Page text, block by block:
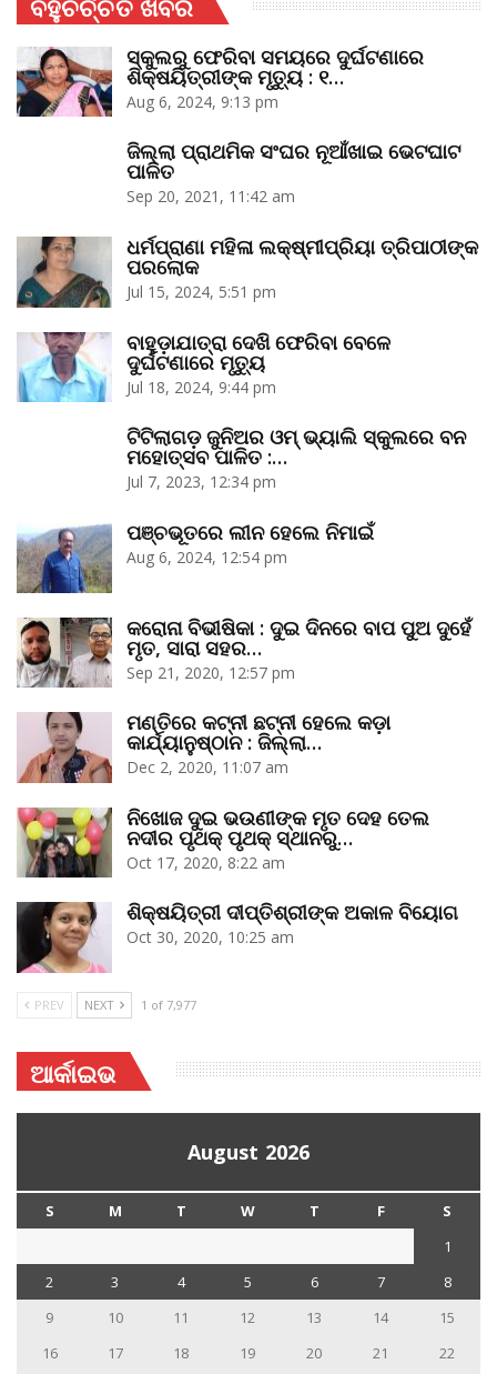
ସ୍କୁଲରୁ ଫେରିବା ସମୟରେ ଦୁର୍ଘଟଣାରେ
ଶିକ୍ଷୟିତ୍ରୀଙ୍କ ମୃତ୍ୟୁ : ୧…
Aug 6, 2024, 9:13 pm
ଜିଲ୍ଲା ପ୍ରାଥମିକ ସଂଘର ନୂଆଁଖାଇ ଭେଟଘାଟ
ପାଳିତ
Sep 20, 2021, 11:42 am
ଧର୍ମପ୍ରାଣା ମହିଳା ଲକ୍ଷ୍ମୀପ୍ରିୟା ତ୍ରିପାଠୀଙ୍କ
ପରଲୋକ
Jul 15, 2024, 5:51 pm
ବାହୁଡ଼ାଯାତ୍ରା ଦେଖି ଫେରିବା ବେଳେ
ଦୁର୍ଘଟଣାରେ ମୃତ୍ୟୁ
Jul 18, 2024, 9:44 pm
ଟିଟିଲାଗଡ଼ ଜୁନିଅର ଓମ୍‌ ଭ୍ୟାଲି ସ୍କୁଲରେ ବନ
ମହୋତ୍ସବ ପାଳିତ :…
Jul 7, 2023, 12:34 pm
ପଞ୍ଚଭୂତରେ ଲୀନ ହେଲେ ନିମାଇଁ
Aug 6, 2024, 12:54 pm
କରୋନା ବିଭୀଷିକା : ଦୁଇ ଦିନରେ ବାପ ପୁଅ ଦୁହେଁ
ମୃତ, ସାରା ସହର…
Sep 21, 2020, 12:57 pm
ମଣ୍ତିରେ କଟ୍‌ନୀ ଛଟ୍‌ନୀ ହେଲେ କଡ଼ା
କାର୍ଯ୍ୟାନୁଷ୍ଠାନ : ଜିଲ୍ଲା…
Dec 2, 2020, 11:07 am
ନିଖୋଜ ଦୁଇ ଭଉଣୀଙ୍କ ମୃତ ଦେହ ତେଲ
ନଦୀର ପୃଥକ୍‌ ପୃଥକ୍‌ ସ୍ଥାନରୁ…
Oct 17, 2020, 8:22 am
ଶିକ୍ଷୟିତ୍ରୀ ଦୀପ୍ତିଶ୍ରୀଙ୍କ ଅକାଳ ବିୟୋଗ
Oct 30, 2020, 10:25 am
PREV NEXT 1 of 7,977
ଆର୍କାଇଭ
August 2026
S M T W T F
S
1
2
3 4 5 6 7
8
9
10 11 12 13 14
15
16
17 18 19 20 21 22